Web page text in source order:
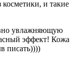
косметики, и такие
увлажняющую
эффект! Кожа
писать))))